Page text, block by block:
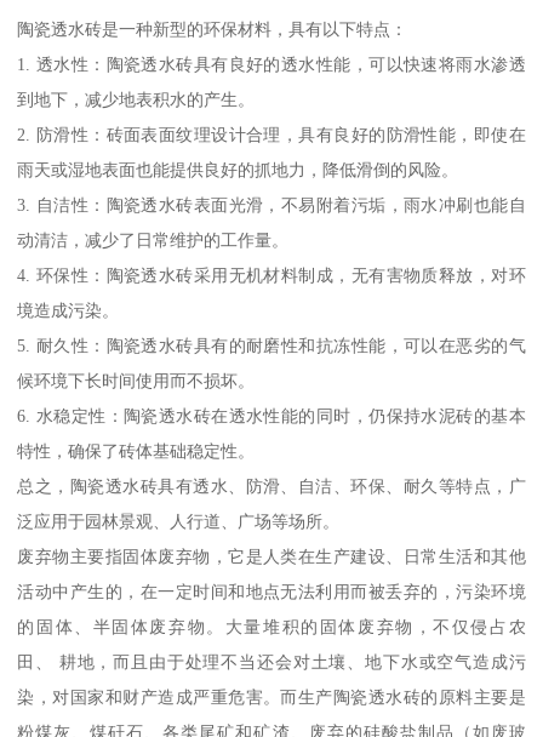
陶瓷透水砖是一种新型的环保材料，具有以下特点：
1. 透水性：陶瓷透水砖具有良好的透水性能，可以快速将雨水渗透
到地下，减少地表积水的产生。
2. 防滑性：砖面表面纹理设计合理，具有良好的防滑性能，即使在
雨天或湿地表面也能提供良好的抓地力，降低滑倒的风险。
3. 自洁性：陶瓷透水砖表面光滑，不易附着污垢，雨水冲刷也能自
动清洁，减少了日常维护的工作量。
4. 环保性：陶瓷透水砖采用无机材料制成，无有害物质释放，对环
境造成污染。
5. 耐久性：陶瓷透水砖具有的耐磨性和抗冻性能，可以在恶劣的气
候环境下长时间使用而不损坏。
6. 水稳定性：陶瓷透水砖在透水性能的同时，仍保持水泥砖的基本
特性，确保了砖体基础稳定性。
总之，陶瓷透水砖具有透水、防滑、自洁、环保、耐久等特点，广
泛应用于园林景观、人行道、广场等场所。
废弃物主要指固体废弃物，它是人类在生产建设、日常生活和其他
活动中产生的，在一定时间和地点无法利用而被丢弃的，污染环境
的固体、半固体废弃物。大量堆积的固体废弃物，不仅侵占农
田、 耕地，而且由于处理不当还会对土壤、地下水或空气造成污
染，对国家和财产造成严重危害。而生产陶瓷透水砖的原料主要是
粉煤灰、煤矸石、各类尾矿和矿渣、废弃的硅酸盐制品（如废玻